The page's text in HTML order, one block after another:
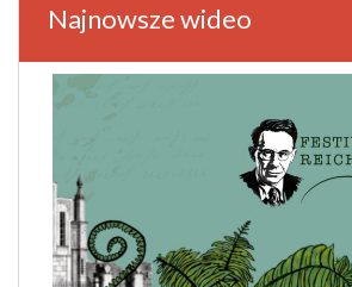
Najnowsze wideo